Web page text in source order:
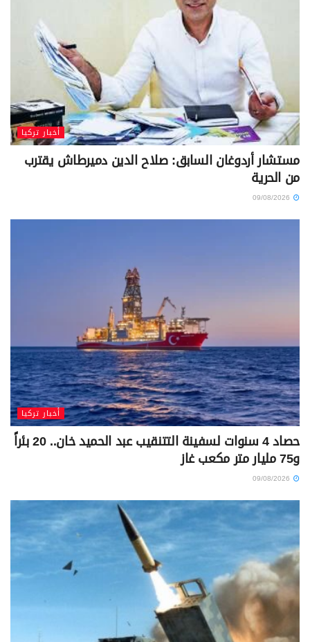
أخبار تركيا
مستشار أردوغان السابق: صلاح الدين دميرطاش يقترب
من الحرية
أخبار تركيا
حصاد 4 سنوات لسفينة التتنقيب عبد الحميد خان.. 20 بئراً
و75 مليار متر مكعب غاز